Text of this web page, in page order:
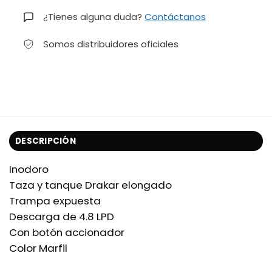
¿Tienes alguna duda? Contáctanos
Somos distribuidores oficiales
DESCRIPCIÓN
Inodoro
Taza y tanque Drakar elongado
Trampa expuesta
Descarga de 4.8 LPD
Con botón accionador
Color Marfil